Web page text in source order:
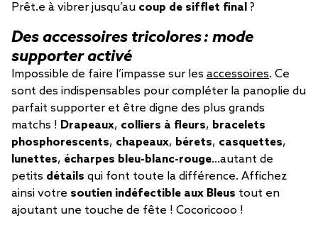
Prêt.e à vibrer jusqu’au coup de sifflet final ?
Des accessoires tricolores : mode
supporter activé
Impossible de faire l’impasse sur les accessoires. Ce
sont des indispensables pour compléter la panoplie du
parfait supporter et être digne des plus grands
matchs ! Drapeaux, colliers à fleurs, bracelets
phosphorescents, chapeaux, bérets, casquettes,
lunettes, écharpes bleu-blanc-rouge…autant de
petits détails qui font toute la différence. Affichez
ainsi votre soutien indéfectible aux Bleus tout en
ajoutant une touche de fête ! Cocoricooo !